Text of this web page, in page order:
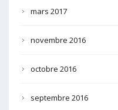
mars 2017
novembre 2016
octobre 2016
septembre 2016